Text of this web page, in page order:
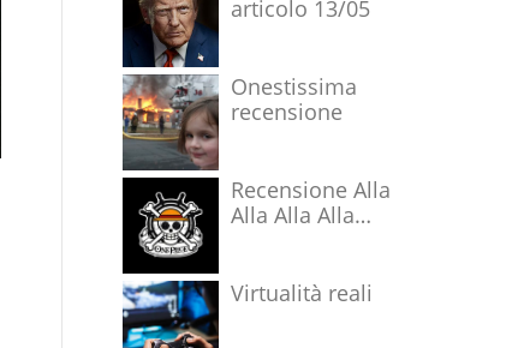
articolo 13/05
Onestissima
recensione
Recensione Alla
Alla Alla Alla
Virtualità reali